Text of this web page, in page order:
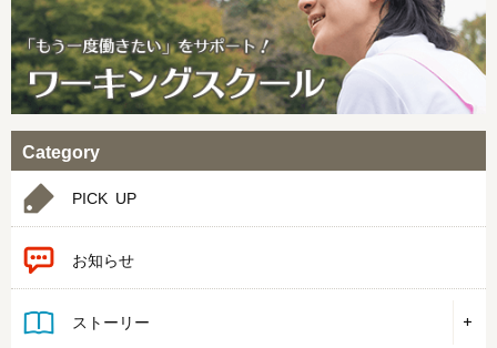
Category
PICK UP
お知らせ
ストーリー